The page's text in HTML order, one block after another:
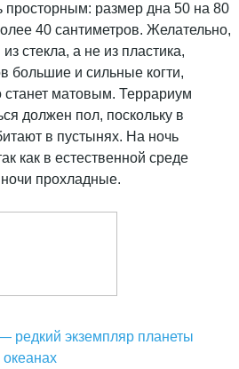
размер дна 50 на 80
40 сантиметров. Желательно,
стекла, а не из пластика,
большие и сильные когти,
станет матовым. Террариум
должен пол, поскольку в
в пустынях. На ночь
как в естественной среде
прохладные.
редкий экземпляр планеты